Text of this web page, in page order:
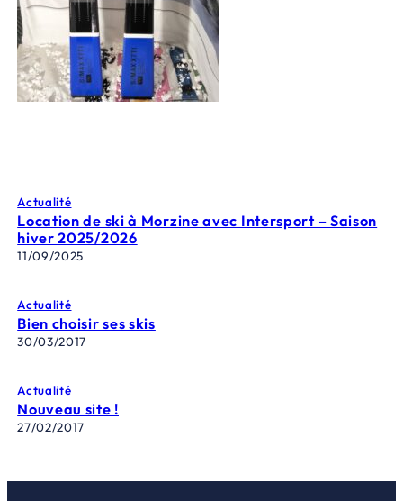
Actualité
Location de ski à Morzine avec Intersport – Saison
hiver 2025/2026
11/09/2025
Actualité
Bien choisir ses skis
30/03/2017
Actualité
Nouveau site !
27/02/2017